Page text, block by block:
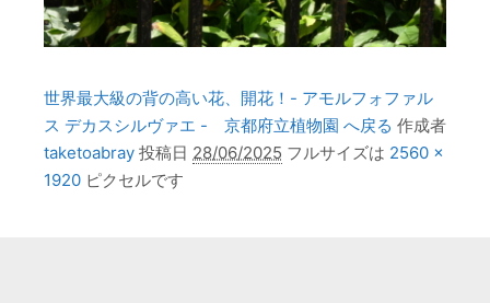
世界最大級の背の高い花、開花！- アモルフォファル
ス デカスシルヴァエ - 京都府立植物園 へ戻る 作成者
taketoabray 投稿日 28/06/2025 フルサイズは 2560 ×
1920 ピクセルです